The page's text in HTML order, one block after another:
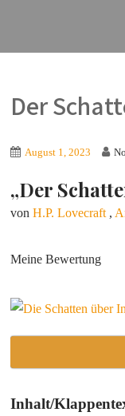
Der
August 1, 2023
„Der
vonH.P. Lovecraft ,
Meine Bewertung
Inhalt/